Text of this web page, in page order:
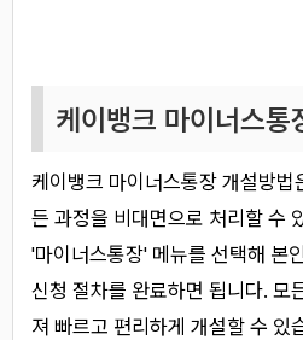
케이뱅크 마이너스통
케이뱅크 마이너스통장 개설방법
든 과정을 비대면으로 처리할 수
'마이너스통장' 메뉴를 선택해 본
신청 절차를 완료하면 됩니다. 모
져 빠르고 편리하게 개설할 수 있